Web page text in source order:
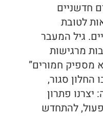
חדשניים
לטובת
גיל המעבר
מרגישות
מספיק חמורים”
החלון סגור,
פתרון
להתחדש